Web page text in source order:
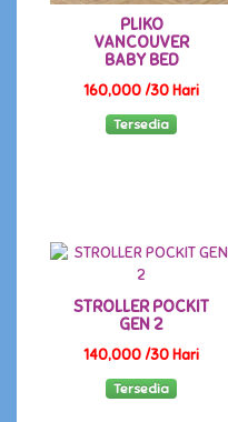
PLIKO
VANCOUVER
BABY BED
160,000 /30 Hari
Tersedia
STROLLER POCKIT
GEN 2
140,000 /30 Hari
Tersedia